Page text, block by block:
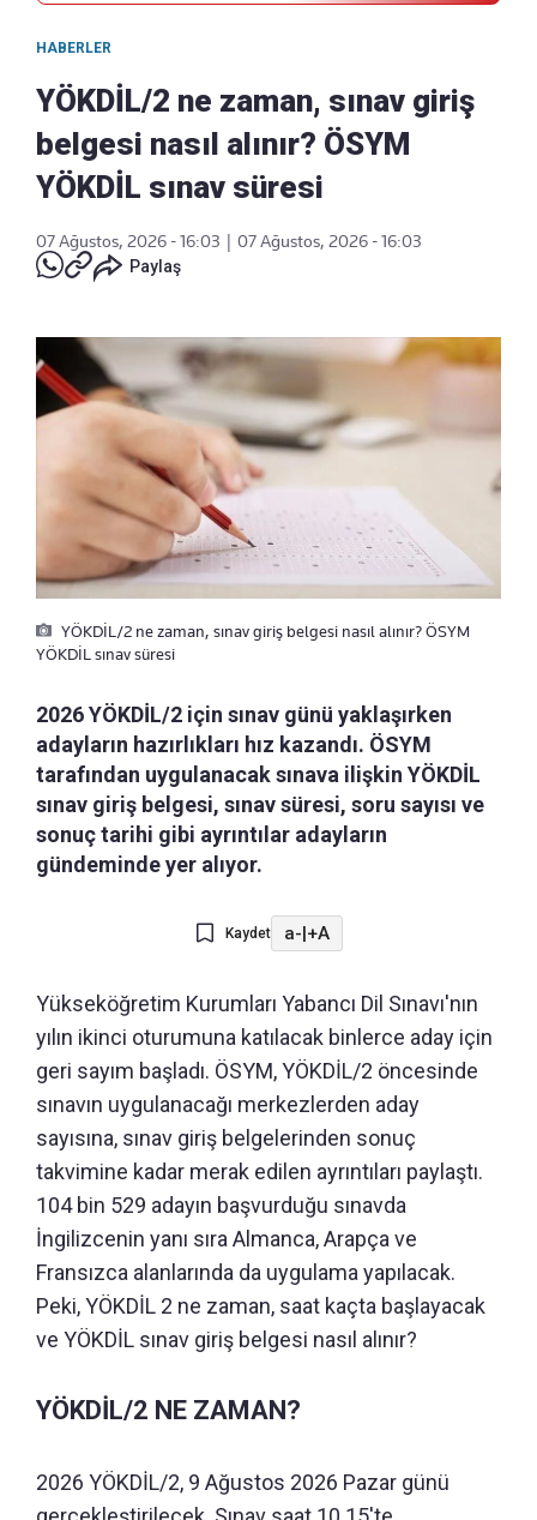
HABERLER
YÖKDİL/2 ne zaman, sınav giriş
belgesi nasıl alınır? ÖSYM
YÖKDİL sınav süresi
07 Ağustos, 2026 - 16:03
07 Ağustos, 2026 - 16:03
Paylaş
YÖKDİL/2 ne zaman, sınav giriş belgesi nasıl alınır? ÖSYM
YÖKDİL sınav süresi
2026 YÖKDİL/2 için sınav günü yaklaşırken
adayların hazırlıkları hız kazandı. ÖSYM
tarafından uygulanacak sınava ilişkin YÖKDİL
sınav giriş belgesi, sınav süresi, soru sayısı ve
sonuç tarihi gibi ayrıntılar adayların
gündeminde yer alıyor.
Kaydet a-|+A
Yükseköğretim Kurumları Yabancı Dil Sınavı'nın
yılın ikinci oturumuna katılacak binlerce aday için
geri sayım başladı. ÖSYM, YÖKDİL/2 öncesinde
sınavın uygulanacağı merkezlerden aday
sayısına, sınav giriş belgelerinden sonuç
takvimine kadar merak edilen ayrıntıları paylaştı.
104 bin 529 adayın başvurduğu sınavda
İngilizcenin yanı sıra Almanca, Arapça ve
Fransızca alanlarında da uygulama yapılacak.
Peki, YÖKDİL 2 ne zaman, saat kaçta başlayacak
ve YÖKDİL sınav giriş belgesi nasıl alınır?
YÖKDİL/2 NE ZAMAN?
2026 YÖKDİL/2, 9 Ağustos 2026 Pazar günü